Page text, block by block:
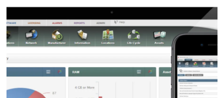
NUCLEARES.